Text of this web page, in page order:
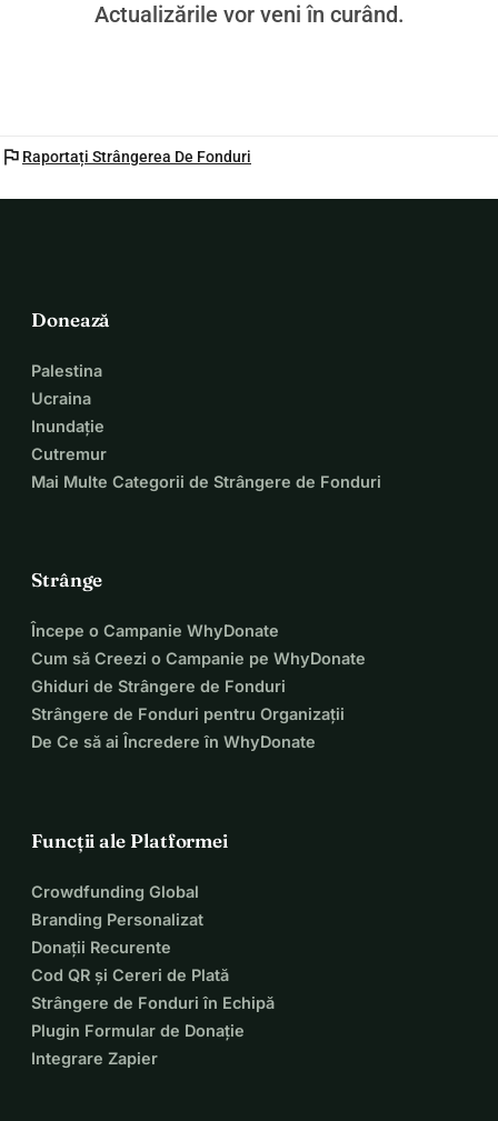
Actualizările vor veni în curând.
flag Raportați Strângerea De Fonduri
Donează
Palestina
Ucraina
Inundație
Cutremur
Mai Multe Categorii de Strângere de Fonduri
Strânge
Începe o Campanie WhyDonate
Cum să Creezi o Campanie pe WhyDonate
Ghiduri de Strângere de Fonduri
Strângere de Fonduri pentru Organizații
De Ce să ai Încredere în WhyDonate
Funcții ale Platformei
Crowdfunding Global
Branding Personalizat
Donații Recurente
Cod QR și Cereri de Plată
Strângere de Fonduri în Echipă
Plugin Formular de Donație
Integrare Zapier